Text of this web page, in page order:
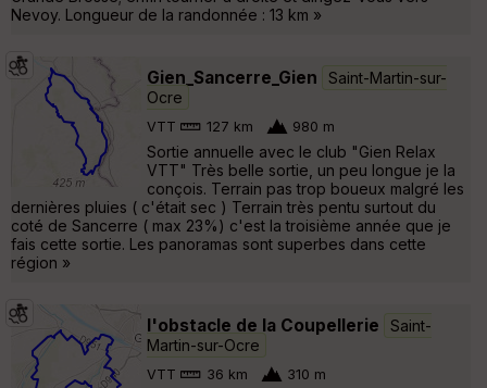
Nevoy. Longueur de la randonnée : 13 km »
Gien_Sancerre_Gien
Saint-Martin-sur-
Ocre
VTT 127 km 980 m
Sortie annuelle avec le club "Gien Relax
VTT" Très belle sortie, un peu longue je la
conçois. Terrain pas trop boueux malgré les
dernières pluies ( c'était sec ) Terrain très pentu surtout du
coté de Sancerre ( max 23%) c'est la troisième année que je
fais cette sortie. Les panoramas sont superbes dans cette
région »
l'obstacle de la Coupellerie
Saint-
Martin-sur-Ocre
VTT 36 km 310 m